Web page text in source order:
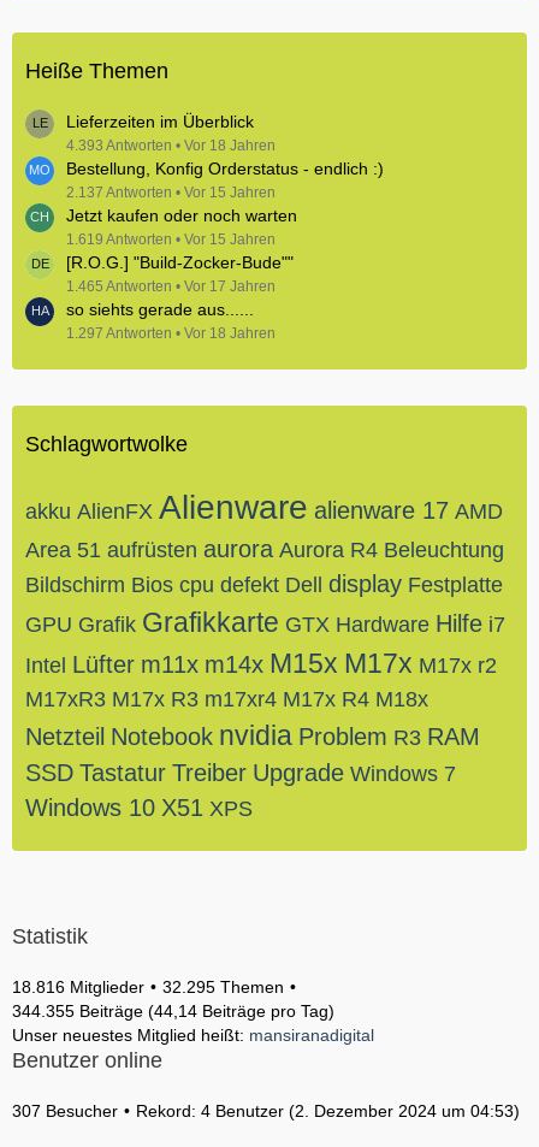
Heiße Themen
Lieferzeiten im Überblick
4.393 Antworten Vor 18 Jahren
Bestellung, Konfig Orderstatus - endlich :)
2.137 Antworten Vor 15 Jahren
Jetzt kaufen oder noch warten
1.619 Antworten Vor 15 Jahren
[R.O.G.] "Build-Zocker-Bude""
1.465 Antworten Vor 17 Jahren
so siehts gerade aus......
1.297 Antworten Vor 18 Jahren
Schlagwortwolke
akku AlienFX Alienware alienware 17 AMD
Area 51 aufrüsten aurora Aurora R4 Beleuchtung
Bildschirm Bios cpu defekt Dell display Festplatte
GPU Grafik Grafikkarte GTX Hardware Hilfe i7
Intel Lüfter m11x m14x M15x M17x M17x r2
M17xR3 M17x R3 m17xr4 M17x R4 M18x
Netzteil Notebook nvidia Problem R3 RAM
SSD Tastatur Treiber Upgrade Windows 7
Windows 10 X51 XPS
Statistik
18.816 Mitglieder
32.295 Themen
344.355 Beiträge (44,14 Beiträge pro Tag)
Unser neuestes Mitglied heißt: mansiranadigital
Benutzer online
307 Besucher Rekord: 4 Benutzer (2. Dezember 2024 um 04:53)